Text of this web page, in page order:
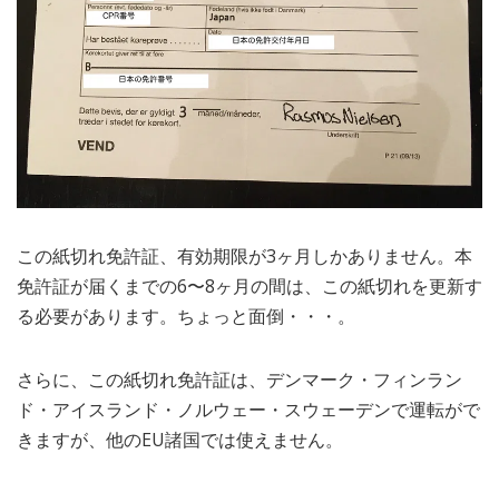
この紙切れ免許証、有効期限が3ヶ月しかありません。本
免許証が届くまでの6〜8ヶ月の間は、この紙切れを更新す
る必要があります。ちょっと面倒・・・。
さらに、この紙切れ免許証は、デンマーク・フィンラン
ド・アイスランド・ノルウェー・スウェーデンで運転がで
きますが、他のEU諸国では使えません。